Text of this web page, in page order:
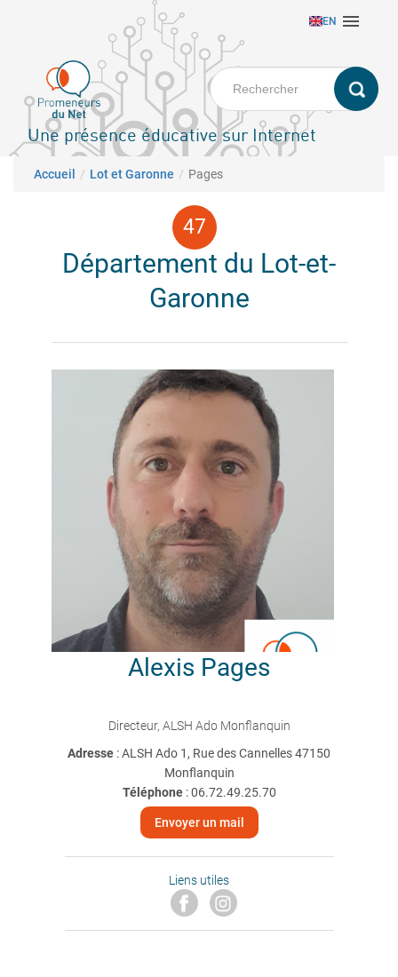
principal
EN 
Une présence éducative sur Internet
Fil d'Ariane
Accueil Lot et Garonne Pages
Département du Lot-et-
Garonne
Alexis Pages
Directeur, ALSH Ado Monflanquin
Adresse : ALSH Ado 1, Rue des Cannelles 47150
Monflanquin
Téléphone:06.72.49.25.70
Envoyer un mail
Liens utiles